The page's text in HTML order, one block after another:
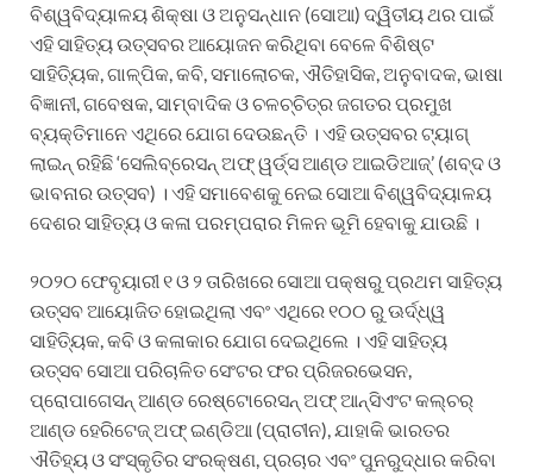
ବିଶ୍ୱବିଦ୍ୟାଳୟ ଶିକ୍ଷା ଓ ଅନୁସନ୍ଧାନ (ସୋଆ) ଦ୍ୱିତୀୟ ଥର ପାଇଁ
ଏହି ସାହିତ୍ୟ ଉତ୍ସବର ଆୟୋଜନ କରିଥିବା ବେଳେ ବିଶିଷ୍ଟ
ସାହିତ୍ୟିକ, ଗାଳ୍ପିକ, କବି, ସମାଲୋଚକ, ଐତିହାସିକ, ଅନୁବାଦକ, ଭାଷା
ବିଜ୍ଞାନୀ, ଗବେଷକ, ସାମ୍ବାଦିକ ଓ ଚଳଚ୍ଚିତ୍ର ଜଗତର ପ୍ରମୁଖ
ବ୍ୟକ୍ତିମାନେ ଏଥିରେ ଯୋଗ ଦେଉଛନ୍ତି । ଏହି ଉତ୍ସବର ଟ୍ୟାଗ୍
ଲାଇନ୍ ରହିଛି ‘ସେଲିବ୍ରେସନ୍ ଅଫ୍ ୱର୍ଡ୍ସ ଆଣ୍ଡ ଆଇଡିଆଜ୍‌’ (ଶବ୍ଦ ଓ
ଭାବନାର ଉତ୍ସବ) । ଏହି ସମାବେଶକୁ ନେଇ ସୋଆ ବିଶ୍ୱବିଦ୍ୟାଳୟ
ଦେଶର ସାହିତ୍ୟ ଓ କଳା ପରମ୍ପରାର ମିଳନ ଭୂମି ହେବାକୁ ଯାଉଛି ।
୨୦୨୦ ଫେବୃୟାରୀ ୧ ଓ ୨ ତାରିଖରେ ସୋଆ ପକ୍ଷରୁ ପ୍ରଥମ ସାହିତ୍ୟ
ଉତ୍ସବ ଆୟୋଜିତ ହୋଇଥିଲା ଏବଂ ଏଥିରେ ୧୦୦ ରୁ ଊର୍ଦ୍ଧ୍ୱ
ସାହିତ୍ୟିକ, କବି ଓ କଳାକାର ଯୋଗ ଦେଇଥିଲେ । ଏହି ସାହିତ୍ୟ
ଉତ୍ସବ ସୋଆ ପରିଚାଳିତ ସେଂଟର ଫର ପ୍ରିଜରଭେସନ,
ପ୍ରୋପାଗେସନ୍ ଆଣ୍ଡ ରେଷ୍ଟୋରେସନ୍ ଅଫ୍ ଆନ୍‌ସିଏଂଟ କଲ୍‌ଚର୍
ଆଣ୍ଡ ହେରିଟେଜ୍ ଅଫ୍ ଇଣ୍ଡିଆ (ପ୍ରାଚୀନ), ଯାହାକି ଭାରତର
ଐତିହ୍ୟ ଓ ସଂସ୍କୃତିର ସଂରକ୍ଷଣ, ପ୍ରଚାର ଏବଂ ପୁନରୁଦ୍ଧାର କରିବା